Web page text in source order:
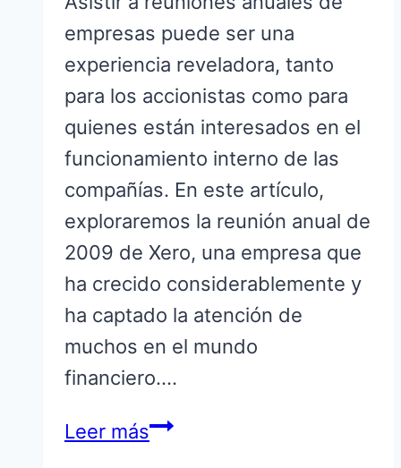
empresas puede ser una
experiencia reveladora, tanto
para los accionistas como para
quienes están interesados en el
funcionamiento interno de las
compañías. En este artículo,
exploraremos la reunión anual de
2009 de Xero, una empresa que
ha crecido considerablemente y
ha captado la atención de
muchos en el mundo
financiero….
Leer másReunión